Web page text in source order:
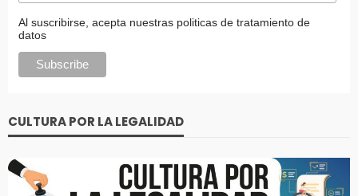
Al suscribirse, acepta nuestras politicas de tratamiento de
datos
CULTURA POR LA LEGALIDAD